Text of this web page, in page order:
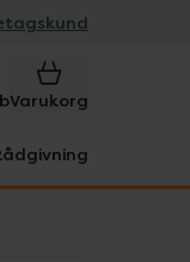
Varukorg